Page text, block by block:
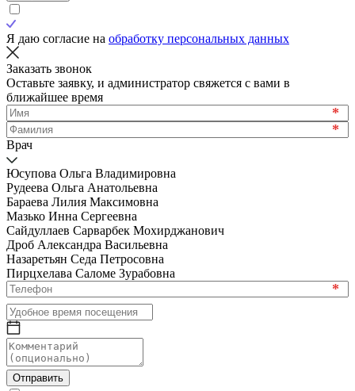
Я даю согласие на обработку персональных данных
Заказать звонок
Оставьте заявку, и администратор свяжется с вами в
ближайшее время
*
*
Врач
Юсупова Ольга Владимировна
Рудеева Ольга Анатольевна
Бараева Лилия Максимовна
Мазько Инна Сергеевна
Сайдуллаев Сарварбек Мохирджанович
Дроб Александра Васильевна
Назаретьян Седа Петросовна
Пирцхелава Саломе Зурабовна
*
Отправить